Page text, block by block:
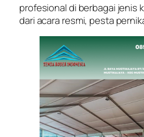
profesional di berbagai jenis
dari acara resmi, pesta